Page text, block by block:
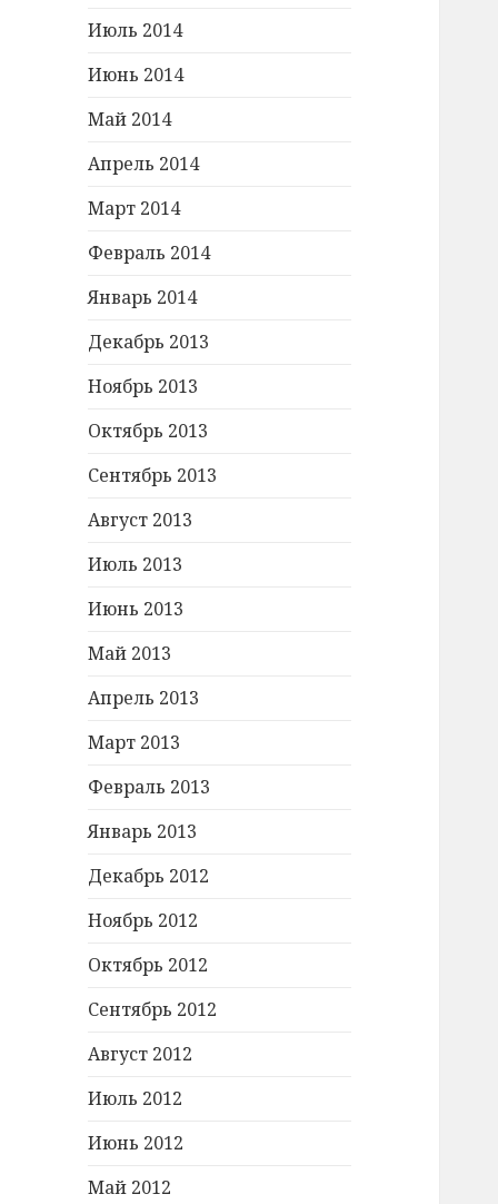
Июль 2014
Июнь 2014
Май 2014
Апрель 2014
Март 2014
Февраль 2014
Январь 2014
Декабрь 2013
Ноябрь 2013
Октябрь 2013
Сентябрь 2013
Август 2013
Июль 2013
Июнь 2013
Май 2013
Апрель 2013
Март 2013
Февраль 2013
Январь 2013
Декабрь 2012
Ноябрь 2012
Октябрь 2012
Сентябрь 2012
Август 2012
Июль 2012
Июнь 2012
Май 2012